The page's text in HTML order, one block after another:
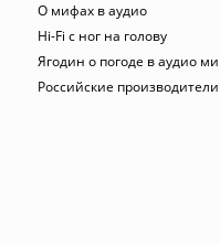
О мифах в аудио
Hi-Fi с ног на голову
Ягодин о погоде в аудио
Российские производители